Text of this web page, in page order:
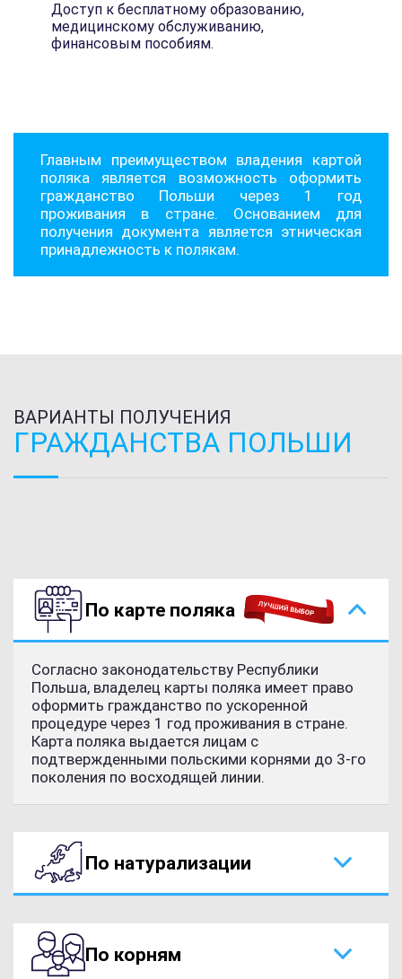
Доступ к бесплатному образованию,
медицинскому обслуживанию,
финансовым пособиям.
Главным преимуществом владения картой
поляка является возможность оформить
гражданство Польши через 1 год
проживания в стране. Основанием для
получения документа является этническая
принадлежность к полякам.
ВАРИАНТЫ ПОЛУЧЕНИЯ
ГРАЖДАНСТВА ПОЛЬШИ
По карте поляка
Согласно законодательству Республики
Польша, владелец карты поляка имеет право
оформить гражданство по ускоренной
процедуре через 1 год проживания в стране.
Карта поляка выдается лицам с
подтвержденными польскими корнями до 3-го
поколения по восходящей линии.
По натурализации
По корням